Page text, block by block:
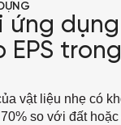
ứng
EPS
vật liệu nhẹ có
so với đất